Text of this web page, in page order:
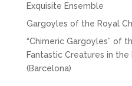
Exquisite Ensemble
Gargoyles of the Royal
“Chimeric Gargoyles” of
Fantastic Creatures in
(Barcelona)